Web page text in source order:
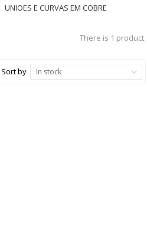
UNIOES E CURVAS EM COBRE
There is 1 product.
Sort by In stock